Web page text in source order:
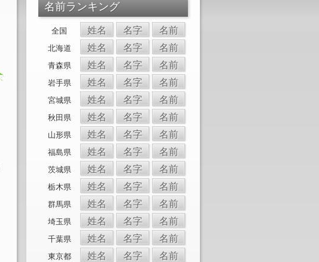
名前ランキング
全国 姓名 名字 名前
北海道 姓名 名字 名前
青森県 姓名 名字 名前
岩手県 姓名 名字 名前
宮城県 姓名 名字 名前
秋田県 姓名 名字 名前
山形県 姓名 名字 名前
福島県 姓名 名字 名前
茨城県 姓名 名字 名前
栃木県 姓名 名字 名前
群馬県 姓名 名字 名前
埼玉県 姓名 名字 名前
千葉県 姓名 名字 名前
東京都 姓名 名字 名前